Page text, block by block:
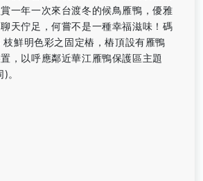
一年一次來台渡冬的候鳥雁鴨，優雅
天佇足，何嘗不是一種幸福滋味！碼
鮮明色彩之固定樁，樁頂設有雁鴨
，以呼應鄰近華江雁鴨保護區主題
。